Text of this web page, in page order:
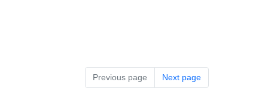
Previous page Next page